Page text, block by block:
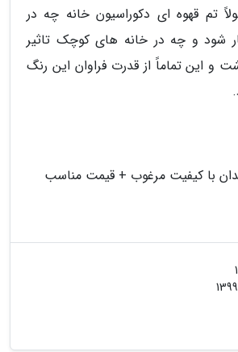
تم قهوه ای دکوراسیون خانه چه در
شود و چه در خانه های کوچک تاثیر
و این تماماً از قدرت فراوان این رنگ